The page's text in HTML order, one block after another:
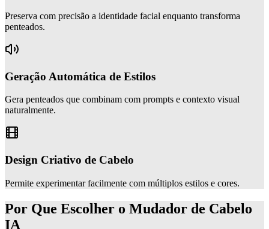
Preserva com precisão a identidade facial enquanto transforma
penteados.
Geração Automática de Estilos
Gera penteados que combinam com prompts e contexto visual
naturalmente.
Design Criativo de Cabelo
Permite experimentar facilmente com múltiplos estilos e cores.
Por Que Escolher o Mudador de Cabelo
IA